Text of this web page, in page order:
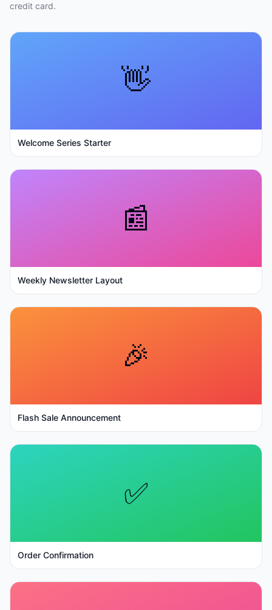
credit card.
👋
Welcome Series Starter
📰
Weekly Newsletter Layout
🎉
Flash Sale Announcement
✅
Order Confirmation